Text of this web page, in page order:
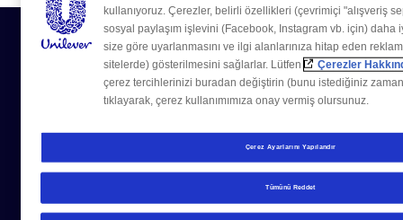
kullanıyoruz. Çerezler, belirli özellikleri (çevrimiçi "alışveriş
sosyal paylaşım işlevini (Facebook, Instagram vb. için)
size göre uyarlanmasını ve ilgi alanlarınıza hitap eden
sitelerde) gösterilmesini sağlarlar. Lütfen
Çerezler
çerez tercihlerinizi buradan değiştirin (bunu istediğiniz
tıklayarak, çerez kullanımımıza onay vermiş olursunuz.
Çerez Ayarlarını Yapılandır
Tümünü Reddet